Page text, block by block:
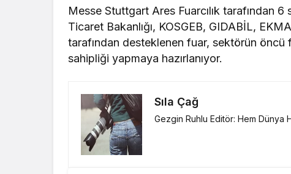
Messe Stuttgart Ares Fuarcılık tarafından
Ticaret Bakanlığı, KOSGEB, GIDABİL,
tarafından desteklenen fuar, sektörün öncü
sahipliği yapmaya hazırlanıyor.
Sıla Çağ
Gezgin Ruhlu Editör: Hem Dünya